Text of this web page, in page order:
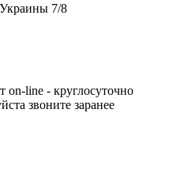
7/8
on-line - круглосуточно
звоните заранее